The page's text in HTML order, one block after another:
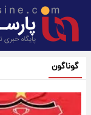
گوناگون